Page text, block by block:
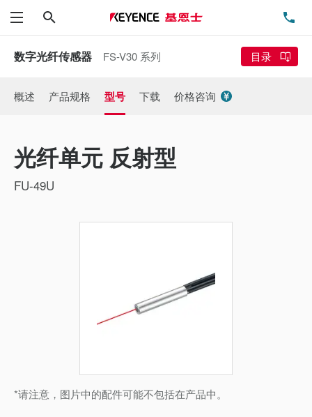
菜单
数字光纤传感器 FS-V30 系列 目录
概述 产品规格 型号 下载 价格咨询
光纤单元 反射型
FU-49U
*请注意，图片中的配件可能不包括在产品中。